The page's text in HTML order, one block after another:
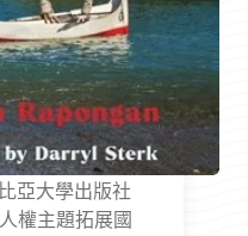
亞大學出版社
權主題拓展國